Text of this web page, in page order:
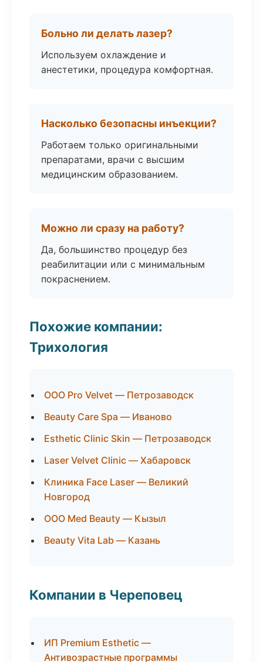
Больно ли делать лазер?
Используем охлаждение и
анестетики, процедура комфортная.
Насколько безопасны инъекции?
Работаем только оригинальными
препаратами, врачи с высшим
медицинским образованием.
Можно ли сразу на работу?
Да, большинство процедур без
реабилитации или с минимальным
покраснением.
Похожие компании:
Трихология
ООО Pro Velvet — Петрозаводск
Beauty Care Spa — Иваново
Esthetic Clinic Skin — Петрозаводск
Laser Velvet Clinic — Хабаровск
Клиника Face Laser — Великий
Новгород
ООО Med Beauty — Кызыл
Beauty Vita Lab — Казань
Компании в Череповец
ИП Premium Esthetic —
Антивозрастные программы